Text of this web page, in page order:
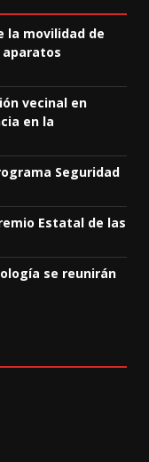
la movilidad de
vecinal en
en la
Seguridad
Estatal de las
se reunirán